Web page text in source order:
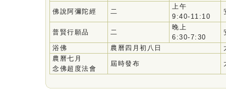
佛說阿彌陀經 二
上午
9:40-11:10
普賢行願品 二
晚上
6:30-7:30
浴佛 農曆四月初八日
農曆七月
念佛超度法會
屆時發布